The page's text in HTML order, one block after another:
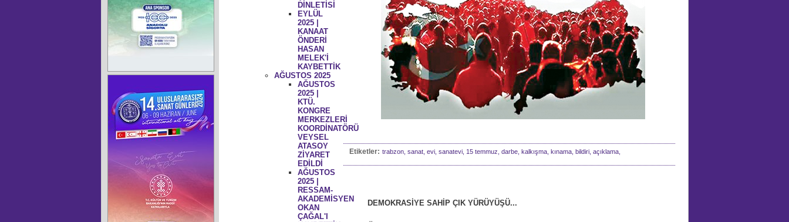
Etiketler: trabzon, sanat, evi, sanatevi, 15 temmuz, darbe, kalkışma, kınama, bildiri, açıklama,
DEMOKRASİYE SAHİP ÇIK YÜRÜYÜŞÜ...
DİNLETİSİ
EYLÜL
2025 |
KANAAT
ÖNDERİ
HASAN
MELEK'İ
KAYBETTİK
AĞUSTOS 2025
AĞUSTOS
2025 |
KTÜ.
KONGRE
MERKEZLERİ
KOORDİNATÖRÜ
VEYSEL
ATASOY
ZİYARET
EDİLDİ
AĞUSTOS
2025 |
RESSAM-
AKADEMİSYEN
OKAN
ÇAĞAL'I